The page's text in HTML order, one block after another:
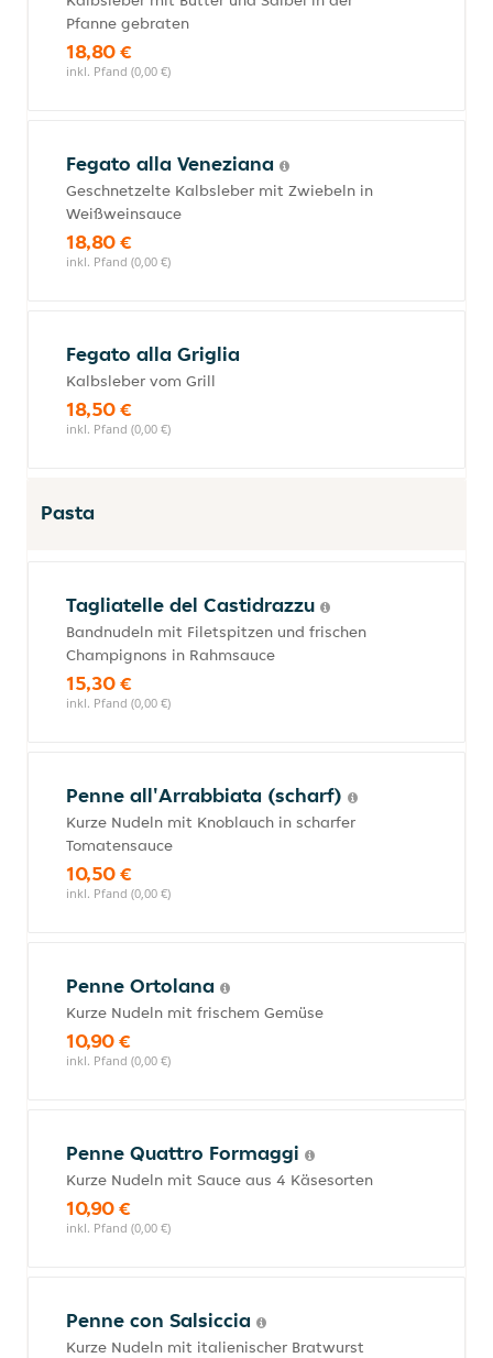
Pfanne gebraten
18,80 €
inkl. Pfand (0,00 €)
Fegato alla Veneziana
Geschnetzelte Kalbsleber mit Zwiebeln in
Weißweinsauce
18,80 €
inkl. Pfand (0,00 €)
Fegato alla Griglia
Kalbsleber vom Grill
18,50 €
inkl. Pfand (0,00 €)
Pasta
Tagliatelle del Castidrazzu
Bandnudeln mit Filetspitzen und frischen
Champignons in Rahmsauce
15,30 €
inkl. Pfand (0,00 €)
Penne all'Arrabbiata (scharf)
Kurze Nudeln mit Knoblauch in scharfer
Tomatensauce
10,50 €
inkl. Pfand (0,00 €)
Penne Ortolana
Kurze Nudeln mit frischem Gemüse
10,90 €
inkl. Pfand (0,00 €)
Penne Quattro Formaggi
Kurze Nudeln mit Sauce aus 4 Käsesorten
10,90 €
inkl. Pfand (0,00 €)
Penne con Salsiccia
Kurze Nudeln mit italienischer Bratwurst